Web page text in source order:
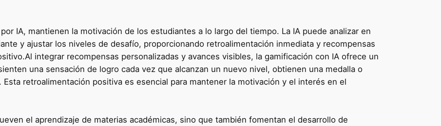
IA, mantienen la motivación de los estudiantes a lo largo del tiempo. La IA puede analizar en
y ajustar los niveles de desafío, proporcionando retroalimentación inmediata y recompensas
integrar recompensas personalizadas y avances visibles, la gamificación con IA ofrece un
una sensación de logro cada vez que alcanzan un nuevo nivel, obtienen una medalla o
retroalimentación positiva es esencial para mantener la motivación y el interés en el
el aprendizaje de materias académicas, sino que también fomentan el desarrollo de